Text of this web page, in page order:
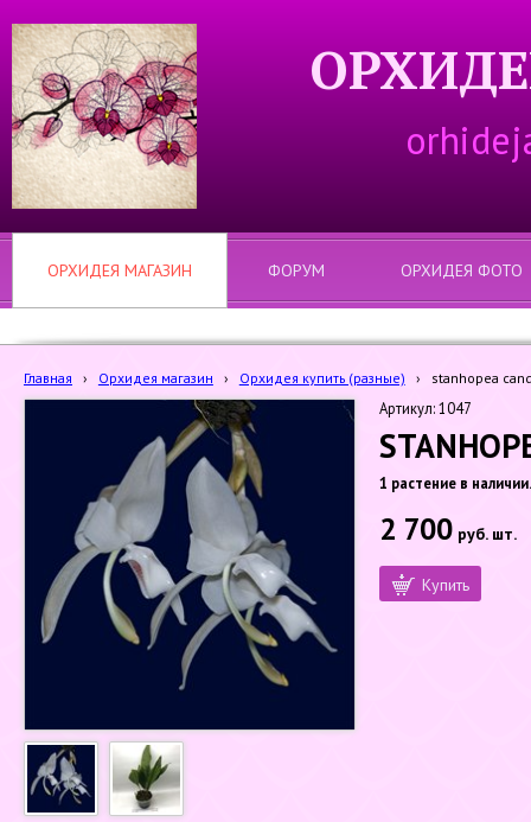
ОРХИДЕЯ МАГАЗИН ФОРУМ ОРХИДЕЯ ФОТО
Главная › Орхидея магазин › Орхидея купить (разные) › stanhopea
Артикул: 1047
1 растение в наличии.
2 700 руб. шт.
Купить